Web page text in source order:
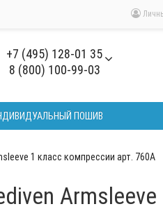
+7 (495) 128-01 35
8 (800) 100-99-03
ПОШИВ
1 класс компрессии арт. 760A
Armsleeve